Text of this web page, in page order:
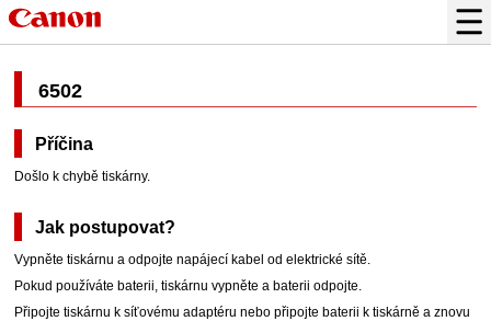
6502
Příčina
Došlo k chybě tiskárny.
Jak postupovat?
Vypnětetiskárnu a odpojte napájecí kabel od elektrické sítě.
Pokud používáte baterii,tiskárnu vypněte a baterii odpojte.
Připojtetiskárnu ksíťovému adaptéru nebo připojte baterii ktiskárně a znovu